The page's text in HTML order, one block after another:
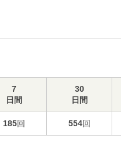
7
日間
30
日間
185回 554回